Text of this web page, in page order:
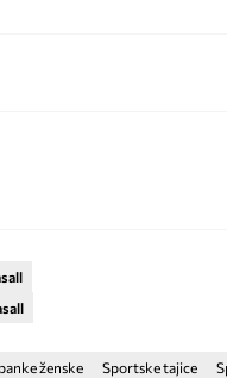
ženske Sportske tajice